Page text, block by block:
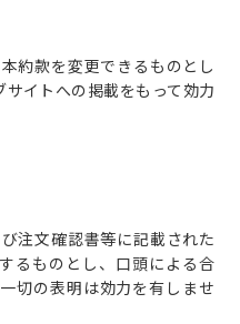
約款を変更できるものとし
イトへの掲載をもって効力
注文確認書等に記載された
るものとし、口頭による合
切の表明は効力を有しませ